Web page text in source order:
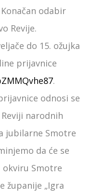
odabir
Revije.
do 15. ožujka
prijavnice
.
odnosi se
narodnih
jubilarne Smotre
da će se
okviru Smotre
županije „Igra